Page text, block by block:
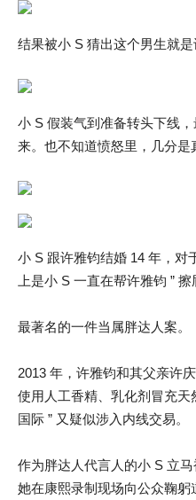
结果被小 S 猜出这个男生就是
小 S 假装气到准备转头下线
来。也不知道愤怒里，几分是
小 S 跟许雅钧结婚 14 年，对
上是小 S 一直在帮许雅钧 ” 擦
最著名的一件当属胖达人案。
2013 年，许雅钧和其父亲许
使用人工香精、乳化剂冒充天
国际 ” 又疑似涉入内线交易。
作为胖达人代言人的小 S 立
她在康熙录制现场向公众鞠